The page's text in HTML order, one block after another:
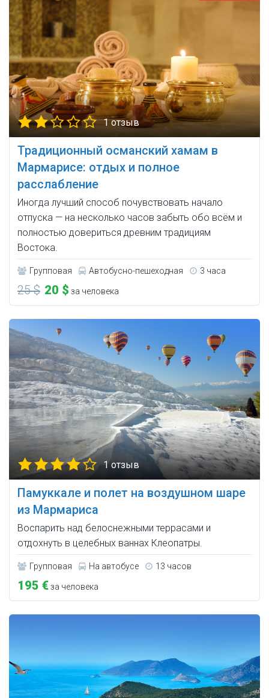
1 отзыв
Традиционный османский хамам в
Мармарисе: отдых и полное
расслабление
Иногда лучший способ почувствовать начало
отпуска — на несколько часов забыть обо всём и
полностью довериться древним традициям
Востока.
Групповая Автобусно-пешеходная 3 часа
25 $ 20 $ за человека
1 отзыв
Памуккале и полет на воздушном шаре
из Мармариса
Воспарить над белоснежными террасами и
отдохнуть в целебных ваннах Клеопатры.
Групповая На автобусе 13 часов
195 €за человека